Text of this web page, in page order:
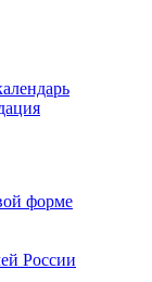
форме
России